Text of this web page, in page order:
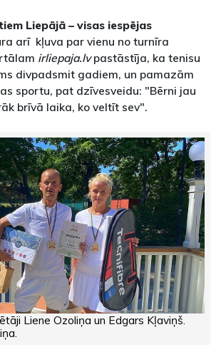
Liepājā – visas iespējas
arī kļuva par vienu no turnīra
irliepaja.lvpastāstīja, ka tenisu
divpadsmit gadiem, un pamazām
sportu, pat dzīvesveidu: "Bērni jau
brīvā laika, ko veltīt sev".
Liene Ozoliņa un Edgars Kļaviņš.